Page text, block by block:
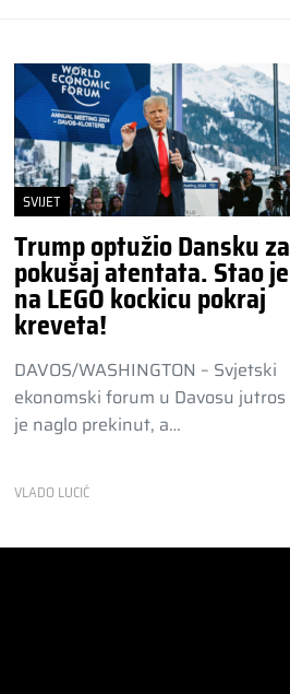
SVIJET
Trump optužio Dansku za
pokušaj atentata. Stao je
na LEGO kockicu pokraj
kreveta!
DAVOS/WASHINGTON – Svjetski
ekonomski forum u Davosu jutros
je naglo prekinut, a…
VLADO LUCIĆ